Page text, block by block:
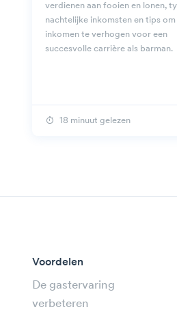
verdienen aan fooien en lonen,
nachtelijke inkomsten en tips om
inkomen te verhogen voor een
succesvolle carrière als barman.
18 minuut gelezen
Voordelen
De gastervaring
verbeteren